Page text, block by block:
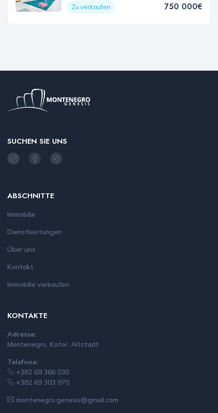
Zu verkaufen
750 000€
SUCHEN SIE UNS
ABSCHNITTE
Immobilie
Dienstleistungen
Über uns
Kontakt
Immobilie verkaufen
KONTAKTE
Adresse:
Montenegro, Kotor, Altstadt
Telefone:
+382 69 366 030
+382 69 303 970
montenegro.genesis@gmail.com